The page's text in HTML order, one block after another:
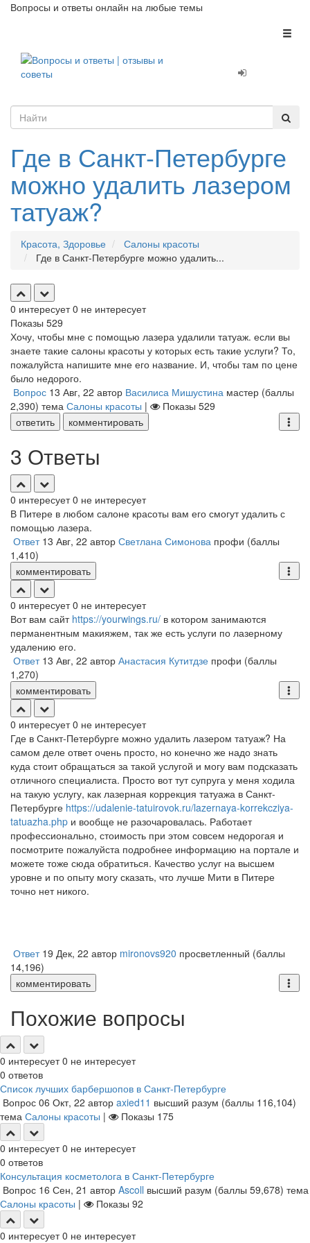
Вопросы и ответы онлайн на любые темы
Где в Санкт-Петербурге
можно удалить лазером
татуаж?
Красота, Здоровье
Салоны красоты
Где в Санкт-Петербурге можно удалить...
0 интересует 0 не интересует
Показы 529
Хочу, чтобы мне с помощью лазера удалили татуаж. если вы
знаете такие салоны красоты у которых есть такие услуги? То,
пожалуйста напишите мне его название. И, чтобы там по цене
было недорого.
Вопрос 13 Авг, 22 автор Василиса Мишустина мастер (баллы
2,390) тема Салоны красоты | Показы 529
ответить
комментировать
3 Ответы
0 интересует 0 не интересует
В Питере в любом салоне красоты вам его смогут удалить с
помощью лазера.
Ответ 13 Авг, 22 автор Светлана Симонова профи (баллы
1,410)
комментировать
0 интересует 0 не интересует
Вот вам сайт https://yourwings.ru/ в котором занимаются
перманентным макияжем, так же есть услуги по лазерному
удалению его.
Ответ 13 Авг, 22 автор Анастасия Кутитдзе профи (баллы
1,270)
комментировать
0 интересует 0 не интересует
Где в Санкт-Петербурге можно удалить лазером татуаж? На
самом деле ответ очень просто, но конечно же надо знать
куда стоит обращаться за такой услугой и могу вам подсказать
отличного специалиста. Просто вот тут супруга у меня ходила
на такую услугу, как лазерная коррекция татуажа в Санкт-
Петербурге https://udalenie-tatuirovok.ru/lazernaya-korrekcziya-
tatuazha.php и вообще не разочаровалась. Работает
профессионально, стоимость при этом совсем недорогая и
посмотрите пожалуйста подробнее информацию на портале и
можете тоже сюда обратиться. Качество услуг на высшем
уровне и по опыту могу сказать, что лучше Мити в Питере
точно нет никого.
Ответ 19 Дек, 22 автор mironovs920 просветленный (баллы
14,196)
комментировать
Похожие вопросы
0 интересует 0 не интересует
0 ответов
Список лучших барбершопов в Санкт-Петербурге
Вопрос 06 Окт, 22 автор axied11 высший разум (баллы 116,104)
тема Салоны красоты | Показы 175
0 интересует 0 не интересует
0 ответов
Консультация косметолога в Санкт-Петербурге
Вопрос 16 Сен, 21 автор Ascoll высший разум (баллы 59,678) тема
Салоны красоты | Показы 92
0 интересует 0 не интересует